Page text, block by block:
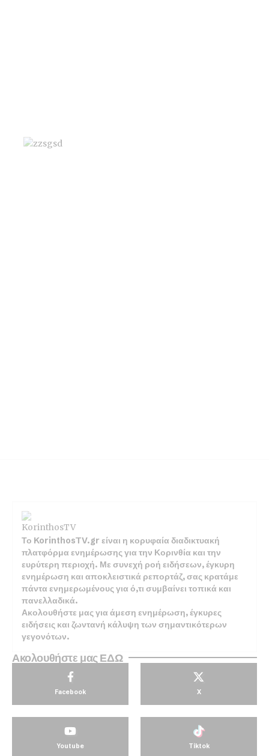
Το KorinthosTV.gr είναι η κορυφαία διαδικτυακή
πλατφόρμα ενημέρωσης για την Κορινθία και την
ευρύτερη περιοχή. Με συνεχή ροή ειδήσεων, έγκυρη
ενημέρωση και αποκλειστικά ρεπορτάζ, σας κρατάμε
πάντα ενημερωμένους για ό,τι συμβαίνει τοπικά και
πανελλαδικά.
Ακολουθήστε μας για άμεση ενημέρωση, έγκυρες
ειδήσεις και ζωντανή κάλυψη των σημαντικότερων
γεγονότων.
Ακολουθήστε μας ΕΔΩ
Facebook X
Youtube Tiktok